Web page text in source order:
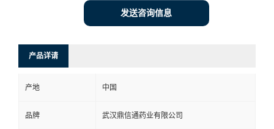
发送咨询信息
产品详请
产地 中国
品牌 武汉鼎信通药业有限公司